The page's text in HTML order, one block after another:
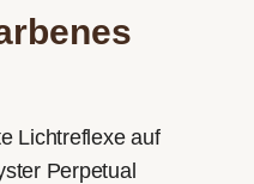
Lichtreflexe auf
Perpetual